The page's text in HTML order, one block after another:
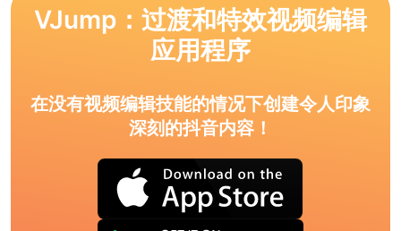
VJump：过渡和特效视频编辑
应用程序
在没有视频编辑技能的情况下创建令人印象
深刻的抖音内容！